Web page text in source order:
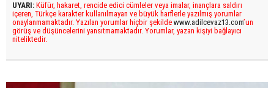
UYARI: Küfür, hakaret, rencide edici cümleler veya imalar, inançlara saldırı
içeren, Türkçe karakter kullanılmayan ve büyük harflerle yazılmış yorumlar
onaylanmamaktadır. Yazılan yorumlar hiçbir şekilde www.adilcevaz13.com’un
görüş ve düşüncelerini yansıtmamaktadır. Yorumlar, yazan kişiyi bağlayıcı
niteliktedir.